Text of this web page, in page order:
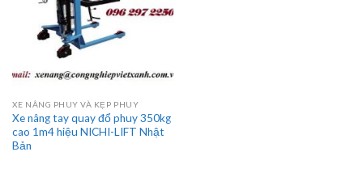
XE NÂNG PHUY VÀ KẸP PHUY
Xe nâng tay quay đổ phuy 350kg
cao 1m4 hiệu NICHI-LIFT Nhật
Bản